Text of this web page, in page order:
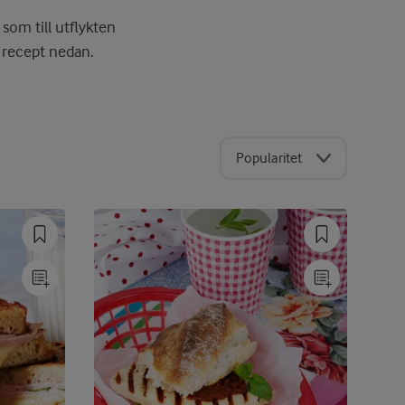
som till utflykten
nedan.
Popularitet